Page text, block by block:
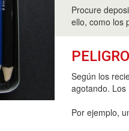
Procure
ello, como los
Según los
agotando.
Por ejemplo,